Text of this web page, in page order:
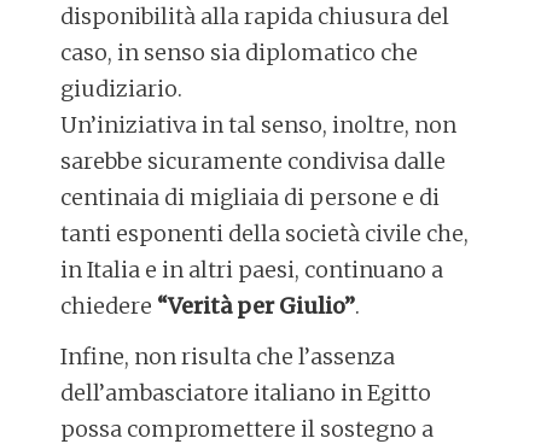
disponibilità alla rapida chiusura del
caso, in senso sia diplomatico che
giudiziario.
Un’iniziativa in tal senso, inoltre, non
sarebbe sicuramente condivisa dalle
centinaia di migliaia di persone e di
tanti esponenti della società civile che,
in Italia e in altri paesi, continuano a
chiedere “Verità per Giulio”.
Infine, non risulta che l’assenza
dell’ambasciatore italiano in Egitto
possa compromettere il sostegno a